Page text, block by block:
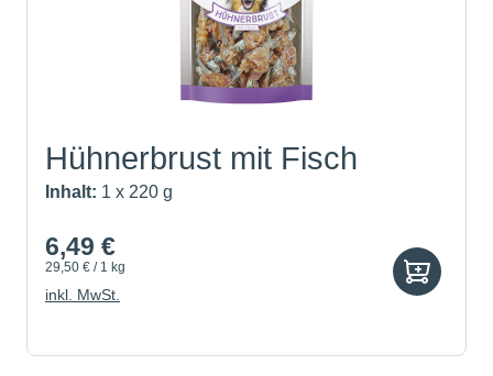
Hühnerbrust mit Fisch
Inhalt: 1 x 220 g
6,49 €
29,50 € / 1 kg
inkl. MwSt.